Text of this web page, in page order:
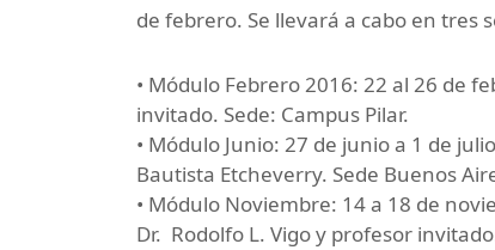
de febrero. Se llevará a cabo en tres
• Módulo Febrero 2016: 22 al 26 de
invitado. Sede: Campus Pilar.
• Módulo Junio: 27 de junio a 1 de
Bautista Etcheverry. Sede Buenos
• Módulo Noviembre: 14 a 18 de
Dr. Rodolfo L. Vigo y profesor